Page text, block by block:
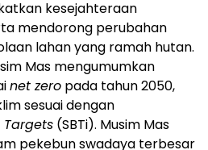
kesejahteraan
mendorong perubahan
lahan yang ramah hutan.
Mas mengumumkan
net zero pada tahun 2050,
sesuai dengan
Targets (SBTi). Musim Mas
pekebun swadaya terbesar